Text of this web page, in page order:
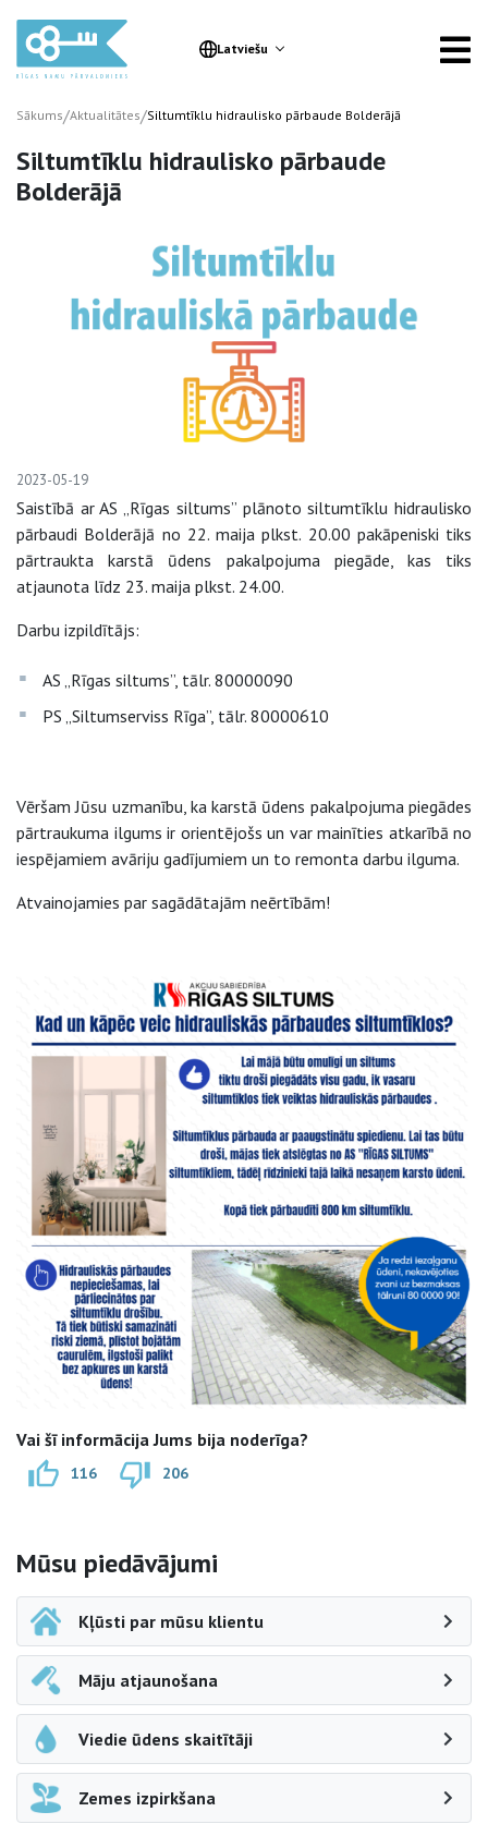
Latviešu
Sākums/Aktualitātes/Siltumtīklu hidraulisko pārbaude Bolderājā
Siltumtīklu hidraulisko pārbaude
Bolderājā
2023-05-19
Saistībā ar AS „Rīgas siltums” plānoto siltumtīklu hidraulisko
pārbaudi Bolderājā no 22. maija plkst. 20.00 pakāpeniski tiks
pārtraukta karstā ūdens pakalpojuma piegāde, kas tiks
atjaunota līdz 23. maija plkst. 24.00.
Darbu izpildītājs:
AS „Rīgas siltums”, tālr. 80000090
PS „Siltumserviss Rīga”, tālr. 80000610
Vēršam Jūsu uzmanību, ka karstā ūdens pakalpojuma piegādes
pārtraukuma ilgums ir orientējošs un var mainīties atkarībā no
iespējamiem avāriju gadījumiem un to remonta darbu ilguma.
Atvainojamies par sagādātajām neērtībām!
Vai šī informācija Jums bija noderīga?
116 206
Sāna navigācija
Mūsu piedāvājumi
Kļūsti par mūsu klientu
Māju atjaunošana
Viedie ūdens skaitītāji
Zemes izpirkšana